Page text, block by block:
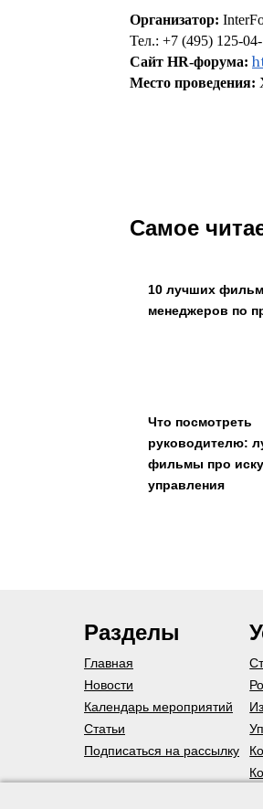
Организатор:
Тел.: +7 (495) 125-
Сайт HR-форума:
Место проведения:
Самое
10 лучших
менеджеров по
Что посмотреть
руководителю:
фильмы про
управления
Разделы
Главная
Новости
Календарь мероприятий
Статьи
Подписаться на рассылку